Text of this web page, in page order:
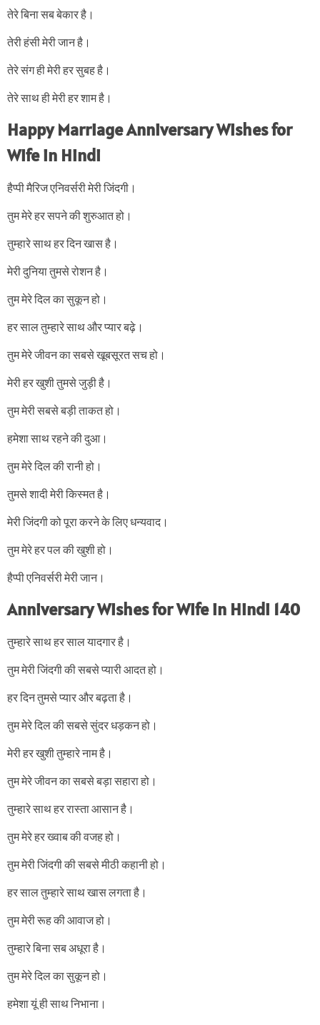
तेरे बिना सब बेकार है।
तेरी हंसी मेरी जान है।
तेरे संग ही मेरी हर सुबह है।
तेरे साथ ही मेरी हर शाम है।
Happy Marriage Anniversary Wishes for
Wife in Hindi
हैप्पी मैरिज एनिवर्सरी मेरी जिंदगी।
तुम मेरे हर सपने की शुरुआत हो।
तुम्हारे साथ हर दिन खास है।
मेरी दुनिया तुमसे रोशन है।
तुम मेरे दिल का सुकून हो।
हर साल तुम्हारे साथ और प्यार बढ़े।
तुम मेरे जीवन का सबसे खूबसूरत सच हो।
मेरी हर खुशी तुमसे जुड़ी है।
तुम मेरी सबसे बड़ी ताकत हो।
हमेशा साथ रहने की दुआ।
तुम मेरे दिल की रानी हो।
तुमसे शादी मेरी किस्मत है।
मेरी जिंदगी को पूरा करने के लिए धन्यवाद।
तुम मेरे हर पल की खुशी हो।
हैप्पी एनिवर्सरी मेरी जान।
Anniversary Wishes for Wife in Hindi 140
तुम्हारे साथ हर साल यादगार है।
तुम मेरी जिंदगी की सबसे प्यारी आदत हो।
हर दिन तुमसे प्यार और बढ़ता है।
तुम मेरे दिल की सबसे सुंदर धड़कन हो।
मेरी हर खुशी तुम्हारे नाम है।
तुम मेरे जीवन का सबसे बड़ा सहारा हो।
तुम्हारे साथ हर रास्ता आसान है।
तुम मेरे हर ख्वाब की वजह हो।
तुम मेरी जिंदगी की सबसे मीठी कहानी हो।
हर साल तुम्हारे साथ खास लगता है।
तुम मेरी रूह की आवाज हो।
तुम्हारे बिना सब अधूरा है।
तुम मेरे दिल का सुकून हो।
हमेशा यूं ही साथ निभाना।